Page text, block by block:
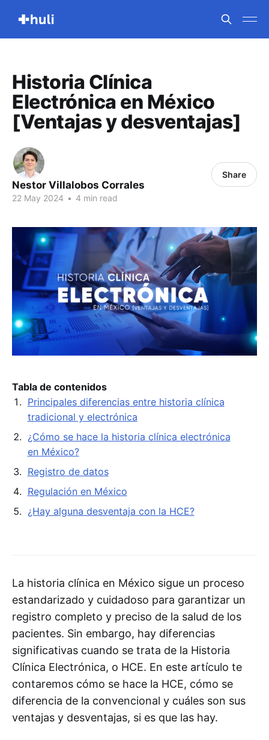
Historia Clínica
Electrónica en México
[Ventajas y desventajas]
Nestor Villalobos Corrales
22 May 2024 • 4 min read
Share
Tabla de contenidos
Principales diferencias entre historia clínica
tradicional y electrónica
¿Cómo se hace la historia clínica electrónica
en México?
Registro de datos
Regulación en México
¿Hay alguna desventaja con la HCE?
La historia clínica en México sigue un proceso
estandarizado y cuidadoso para garantizar un
registro completo y preciso de la salud de los
pacientes. Sin embargo, hay diferencias
significativas cuando se trata de la Historia
Clínica Electrónica, o HCE. En este artículo te
contaremos cómo se hace la HCE, cómo se
diferencia de la convencional y cuáles son sus
ventajas y desventajas, si es que las hay.